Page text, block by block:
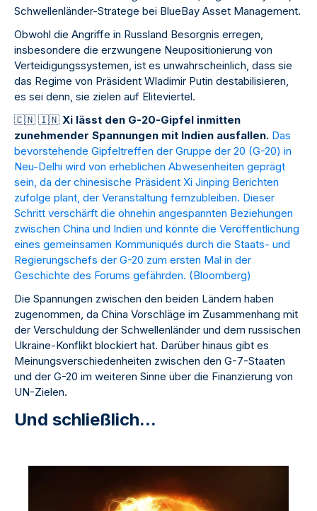
Schwellenländer-Stratege bei BlueBay Asset Management.
Obwohl die Angriffe in Russland Besorgnis erregen,
insbesondere die erzwungene Neupositionierung von
Verteidigungssystemen, ist es unwahrscheinlich, dass sie
das Regime von Präsident Wladimir Putin destabilisieren,
es sei denn, sie zielen auf Eliteviertel.
🇨🇳 🇮🇳 Xi lässt den G-20-Gipfel inmitten
zunehmender Spannungen mit Indien ausfallen. Das
bevorstehende Gipfeltreffen der Gruppe der 20 (G-20) in
Neu-Delhi wird von erheblichen Abwesenheiten geprägt
sein, da der chinesische Präsident Xi Jinping Berichten
zufolge plant, der Veranstaltung fernzubleiben. Dieser
Schritt verschärft die ohnehin angespannten Beziehungen
zwischen China und Indien und könnte die Veröffentlichung
eines gemeinsamen Kommuniqués durch die Staats- und
Regierungschefs der G-20 zum ersten Mal in der
Geschichte des Forums gefährden. (Bloomberg)
Die Spannungen zwischen den beiden Ländern haben
zugenommen, da China Vorschläge im Zusammenhang mit
der Verschuldung der Schwellenländer und dem russischen
Ukraine-Konflikt blockiert hat. Darüber hinaus gibt es
Meinungsverschiedenheiten zwischen den G-7-Staaten
und der G-20 im weiteren Sinne über die Finanzierung von
UN-Zielen.
Und schließlich...